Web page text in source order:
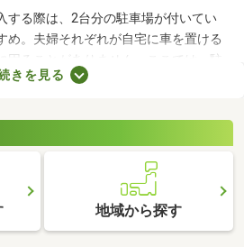
する際は、2台分の駐車場が付いてい
め。夫婦それぞれが自宅に車を置ける
困ることがありません。ここでは、駐
中古の一戸建てを紹介します。物件
きを見る
地域から探す